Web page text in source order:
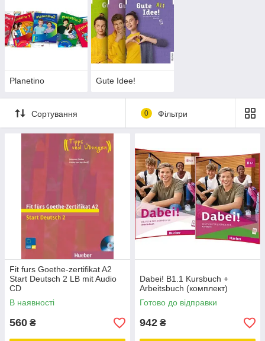
Planetino Gute Idee!
Сортування 0 Фільтри
Fit furs Goethe-zertifikat A2
Start Deutsch 2 LB mit Audio
CD
В наявності
560 ₴
Dabei! B1.1 Kursbuch +
Arbeitsbuch (комплект)
Готово до відправки
942 ₴